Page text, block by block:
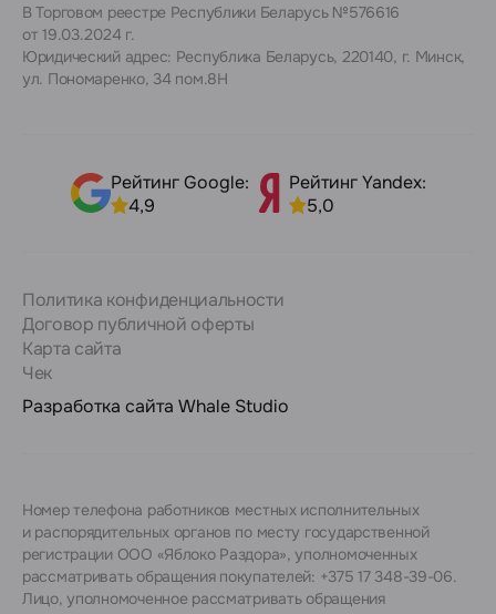
В Торговом реестре Республики Беларусь №576616
от 19.03.2024 г.
Юридический адрес: Республика Беларусь, 220140, г. Минск,
ул. Пономаренко, 34 пом.8Н
Рейтинг Google:
4,9
Рейтинг Yandex:
5,0
Политика конфиденциальности
Договор публичной оферты
Карта сайта
Чек
Разработка сайта Whale Studio
Номер телефона работников местных исполнительных
и распорядительных органов по месту государственной
регистрации ООО «Яблоко Раздора», уполномоченных
рассматривать обращения покупателей: +375 17 348-39-06.
Лицо, уполномоченное рассматривать обращения